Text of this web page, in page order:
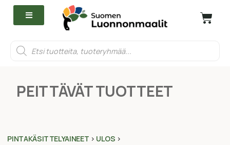
PEITTÄVÄT TUOTTEET
PINTAKÄSITTELYAINEET > ULOS >